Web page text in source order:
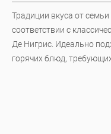
Традиции вкуса от
соответствии с
Де Нигрис. Идеально
горячих блюд,